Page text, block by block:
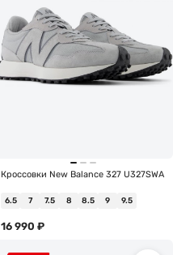
Кроссовки New Balance 327 U327SWA
6.5 7 7.5 8 8.5 9 9.5
16 990 ₽